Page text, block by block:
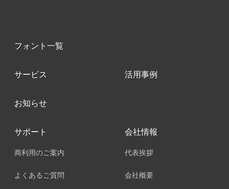
フォント一覧
サービス 活用事例
お知らせ
サポート
商利用のご案内
よくあるご質問
会社情報
代表挨拶
会社概要